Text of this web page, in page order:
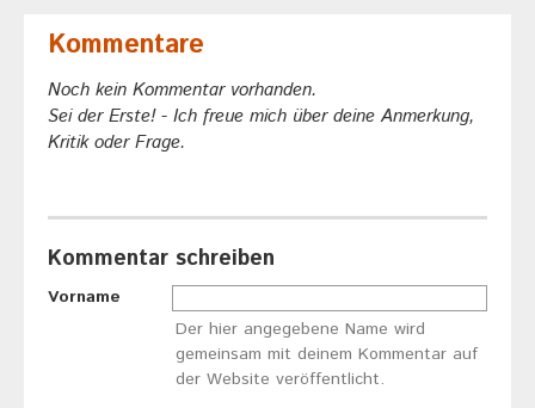
Kommentare
Noch kein Kommentar vorhanden.
Sei der Erste! - Ich freue mich über deine Anmerkung,
Kritik oder Frage.
Kommentar schreiben
Vorname
Der hier angegebene Name wird
gemeinsam mit deinem Kommentar auf
der Website veröffentlicht.